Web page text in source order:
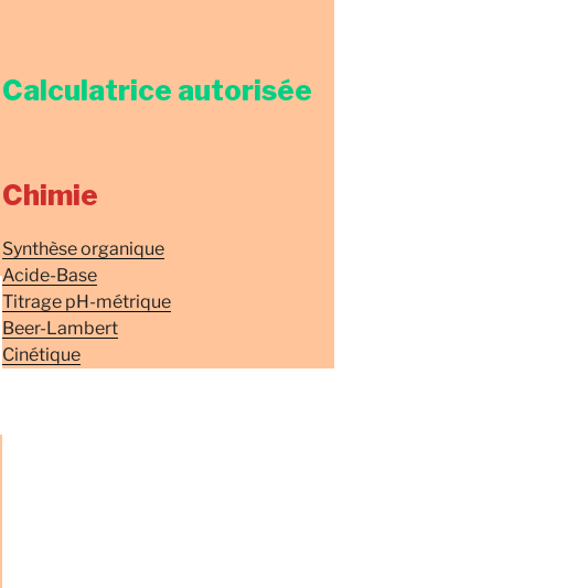
Calculatrice autorisée
Chimie
Synthèse organique
Acide-Base
Titrage pH-métrique
Beer-Lambert
Cinétique